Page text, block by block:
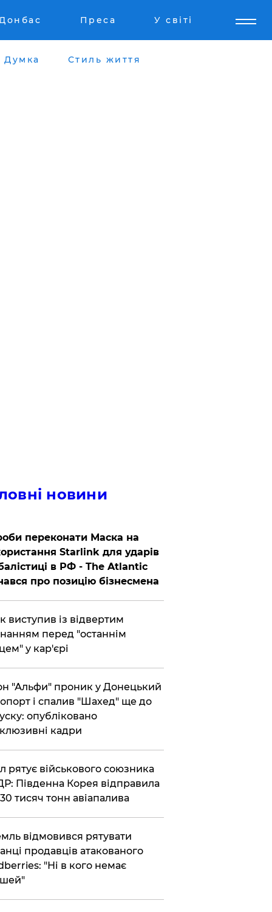
Преса У світі
Думка Стиль життя
новини
переконати Маска на
Starlink для ударів
в РФ - The Atlantic
про позицію бізнесмена
виступив із відвертим
перед "останнім
у кар'єрі
"Альфи" проник у Донецький
і спалив "Шахед" ще до
опубліковано
кадри
рятує військового союзника
Південна Корея відправила
тисяч тонн авіапалива
відмовився рятувати
продавців атакованого
"Ні в кого немає